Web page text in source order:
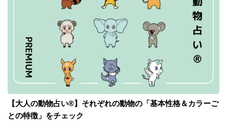
【大人の動物占い®】それぞれの動物の「基本性格＆カラーご
との特徴」をチェック